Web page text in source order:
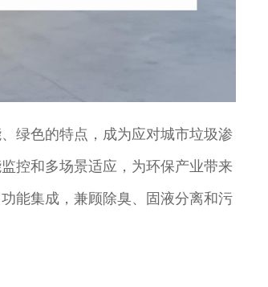
绿色的特点，成为应对城市垃圾渗
控和多场景适应，为环保产业带来
能集成，兼顾除臭、固液分离和污